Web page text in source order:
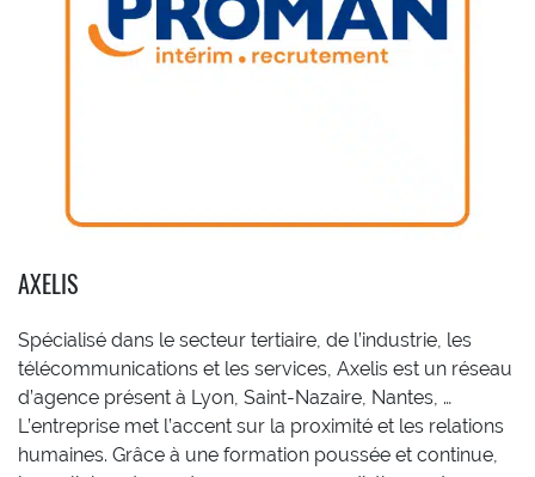
AXELIS
Spécialisé dans le secteur tertiaire, de l’industrie, les
télécommunications et les services, Axelis est un réseau
d’agence présent à Lyon, Saint-Nazaire, Nantes, …
L’entreprise met l’accent sur la proximité et les relations
humaines. Grâce à une formation poussée et continue,